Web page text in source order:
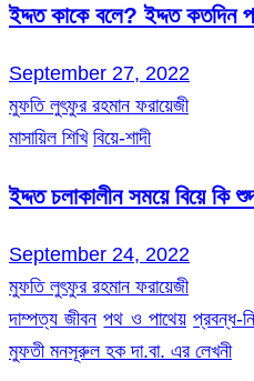
ইদ্দত কাকে বলে? ইদ্দত কতদিন
September 27, 2022
মুফতি লুৎফুর রহমান ফরায়েজী
মাসায়িল শিখি বিয়ে-শাদী
ইদ্দত চলাকালীন সময়ে বিয়ে কি
September 24, 2022
মুফতি লুৎফুর রহমান ফরায়েজী
দাম্পত্য জীবন পথ ও পাথেয় প্রবন্ধ-
মুফতী মনসূরুল হক দা.বা. এর লেখনী